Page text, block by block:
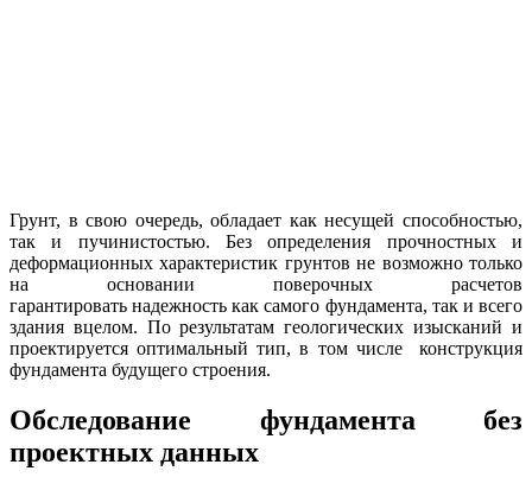
Грунт, в свою очередь, обладает как несущей способностью,
так и пучинистостью. Без определения прочностных и
деформационных характеристик грунтов не возможно только
на основании поверочных расчетов
гарантировать надежность как самого фундамента, так и всего
здания вцелом. По результатам геологических изысканий и
проектируется оптимальный тип, в том числе конструкция
фундамента будущего строения.
Обследование фундамента без
проектных данных